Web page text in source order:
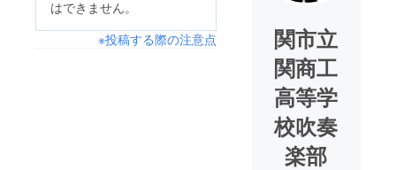
はできません。
※投稿する際の注意点
関市立
関商工
高等学
校吹奏
楽部